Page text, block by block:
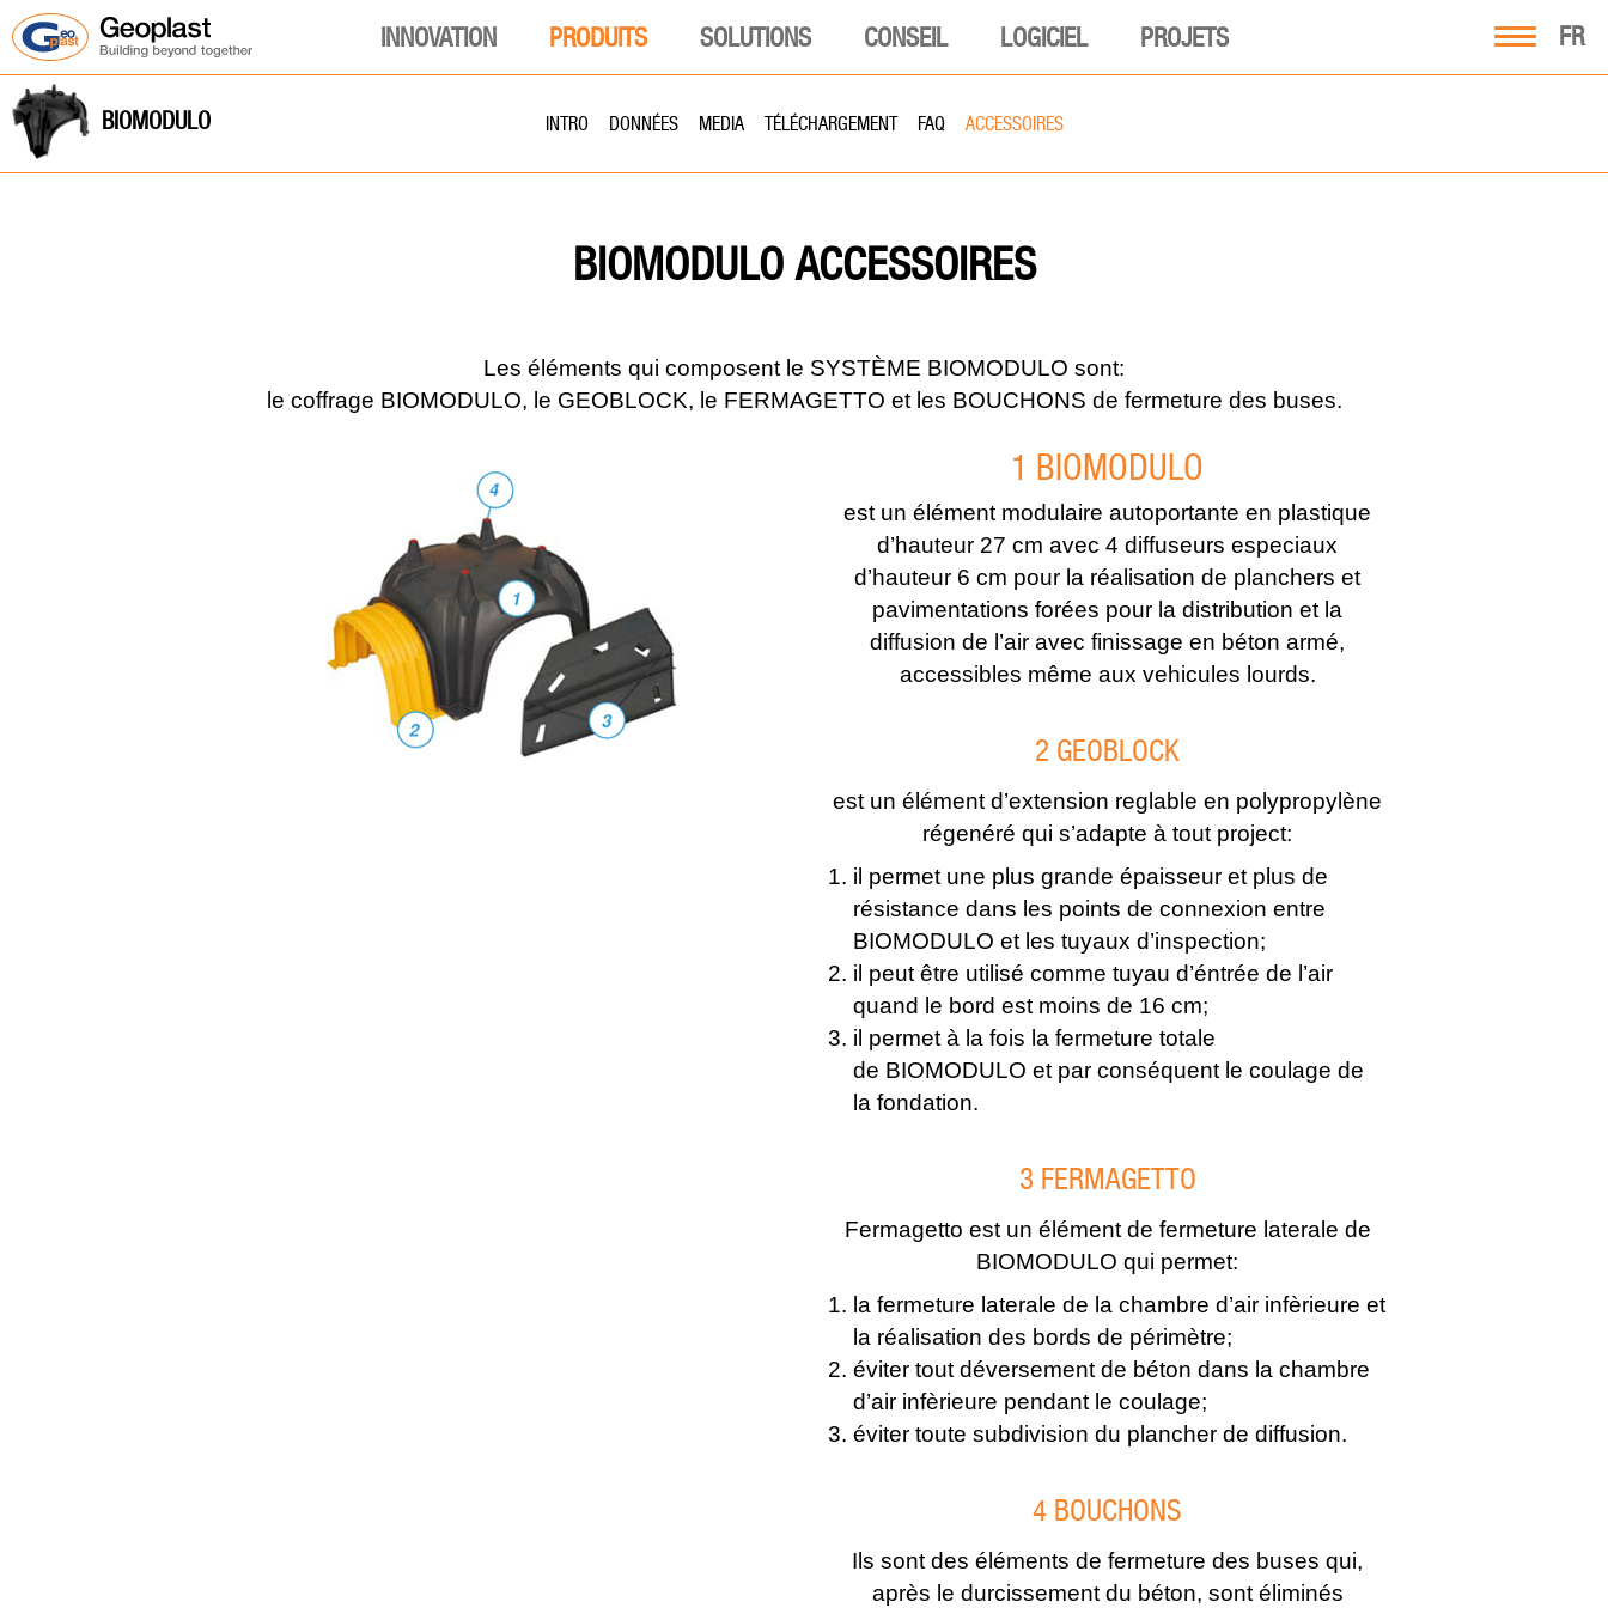
FR
INNOVATION PRODUITS SOLUTIONS CONSEIL LOGICIEL PROJETS
BIOMODULO INTRO DONNÉES MEDIA TÉLÉCHARGEMENT FAQ ACCESSOIRES
BIOMODULO ACCESSOIRES
Les éléments qui composent le SYSTÈME BIOMODULO sont:
le coffrage BIOMODULO, le GEOBLOCK, le FERMAGETTO et les BOUCHONS de fermeture des buses.
1 BIOMODULO
est un élément modulaire autoportante en plastique
d’hauteur 27 cm avec 4 diffuseurs especiaux
d’hauteur 6 cm pour la réalisation de planchers et
pavimentations forées pour la distribution et la
diffusion de l’air avec finissage en béton armé,
accessibles même aux vehicules lourds.
2 GEOBLOCK
est un élément d’extension reglable en polypropylène
régenéré qui s’adapte à tout project:
il permet une plus grande épaisseur et plus de
résistance dans les points de connexion entre
BIOMODULO et les tuyaux d’inspection;
il peut être utilisé comme tuyau d’éntrée de l’air
quand le bord est moins de 16 cm;
il permet à la fois la fermeture totale
de BIOMODULO et par conséquent le coulage de
la fondation.
3 FERMAGETTO
Fermagetto est un élément de fermeture laterale de
BIOMODULO qui permet:
la fermeture laterale de la chambre d’air infèrieure et
la réalisation des bords de périmètre;
éviter tout déversement de béton dans la chambre
d’air infèrieure pendant le coulage;
éviter toute subdivision du plancher de diffusion.
4 BOUCHONS
Ils sont des éléments de fermeture des buses qui,
après le durcissement du béton, sont éliminés